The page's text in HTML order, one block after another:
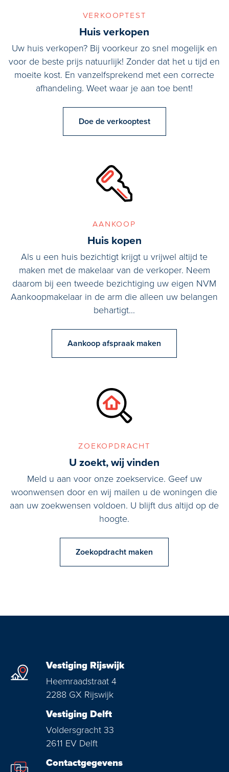
verkooptest
Huis verkopen
Uw huis verkopen? Bij voorkeur zo snel mogelijk en
voor de beste prijs natuurlijk! Zonder dat het u tijd en
moeite kost. En vanzelfsprekend met een correcte
afhandeling. Weet waar je aan toe bent!
Doe de verkooptest
aankoop
Huis kopen
Als u een huis bezichtigt krijgt u vrijwel altijd te
maken met de makelaar van de verkoper. Neem
daarom bij een tweede bezichtiging uw eigen NVM
Aankoopmakelaar in de arm die alleen uw belangen
behartigt...
Aankoop afspraak maken
zoekopdracht
U zoekt, wij vinden
Meld u aan voor onze zoekservice. Geef uw
woonwensen door en wij mailen u de woningen die
aan uw zoekwensen voldoen. U blijft dus altijd op de
hoogte.
Zoekopdracht maken
Vestiging Rijswijk
Heemraadstraat 4
2288 GX Rijswijk
Vestiging Delft
Voldersgracht 33
2611 EV Delft
Contactgegevens